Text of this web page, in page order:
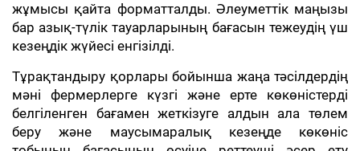
жұмысы қайта форматталды. Әлеуметтік маңызы
бар азық-түлік тауарларының бағасын тежеудің үш
кезеңдік жүйесі енгізілді.
Тұрақтандыру қорлары бойынша жаңа тәсілдердің
мәні фермерлерге күзгі және ерте көкөністерді
белгіленген бағамен жеткізуге алдын ала төлем
беру және маусымаралық кезеңде көкөніс